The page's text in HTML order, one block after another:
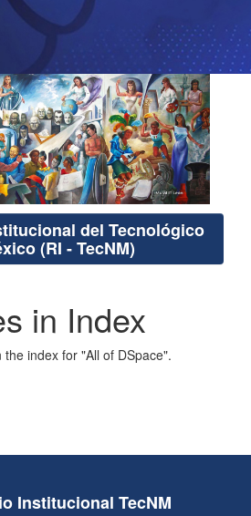
del Tecnológico
(RI - TecNM)
in Index
index for "All of DSpace".
Institucional TecNM